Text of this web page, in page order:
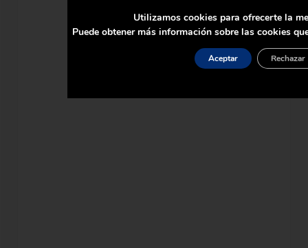
Utilizamos cookies para ofrecerte la
Puede obtener más información sobre las cookies
Aceptar Rechazar